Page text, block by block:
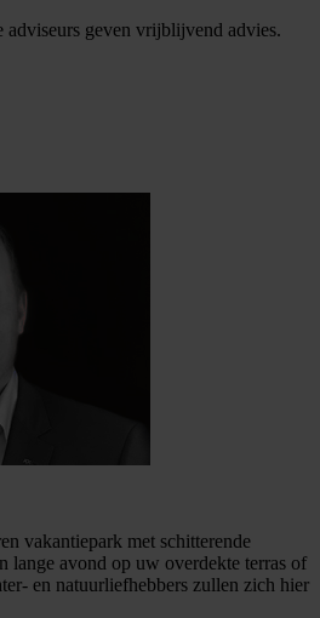
adviseurs geven vrijblijvend advies.
vakantiepark met schitterende
lange avond op uw overdekte terras of
en natuurliefhebbers zullen zich hier